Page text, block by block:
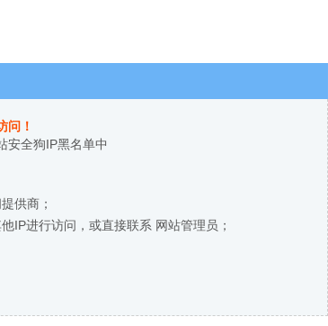
问！
安全狗IP黑名单中
供商；
IP进行访问，或直接联系 网站管理员；